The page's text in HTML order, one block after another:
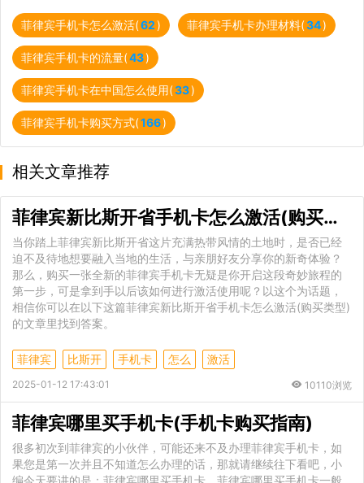
菲律宾手机卡怎么激活(62) 菲律宾手机卡办理材料(34)
菲律宾手机卡的流量(43)
菲律宾手机卡在中国怎么使用(33)
菲律宾手机卡购买方式(166)
相关文章推荐
菲律宾新比斯开省手机卡怎么激活(购买类型)
当你踏上菲律宾新比斯开省这片充满热带风情的土地时，是否已经
迫不及待地想要融入当地的生活，与亲朋好友分享你的新奇体验？
那么，购买一张全新的菲律宾手机卡无疑是你开启这段奇妙旅程的
第一步，可是拿到手以后该如何进行激活使用呢？以这个为话题，
相信你可以在以下这篇菲律宾新比斯开省手机卡怎么激活(购买类型)
的文章里找到答案。
菲律宾 比斯开 手机卡 怎么 激活
2025-01-12 17:43:01 10110浏览
菲律宾哪里买手机卡(手机卡购买指南)
很多初次到菲律宾的小伙伴，可能还来不及办理菲律宾手机卡，如
果您是第一次并且不知道怎么办理的话，那就请继续往下看吧，小